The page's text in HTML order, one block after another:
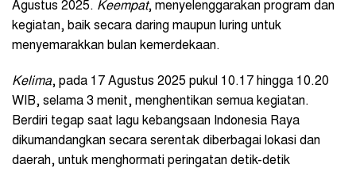
Agustus 2025. Keempat, menyelenggarakan program dan
kegiatan, baik secara daring maupun luring untuk
menyemarakkan bulan kemerdekaan.
Kelima, pada 17 Agustus 2025 pukul 10.17 hingga 10.20
WIB, selama 3 menit, menghentikan semua kegiatan.
Berdiri tegap saat lagu kebangsaan Indonesia Raya
dikumandangkan secara serentak diberbagai lokasi dan
daerah, untuk menghormati peringatan detik-detik